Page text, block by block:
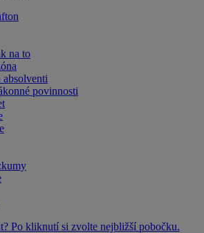
na to
absolventi
povinnosti
Po kliknutí si zvolte nejbližší pobočku.